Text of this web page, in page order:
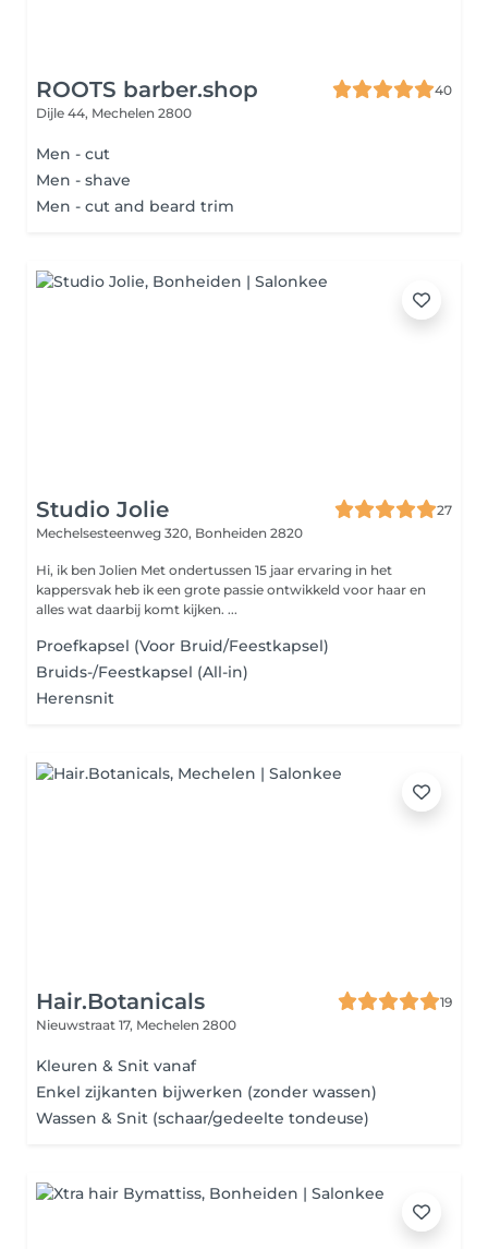
ROOTS barber.shop
40
Dijle 44, Mechelen 2800
Men - cut
Men - shave
Men - cut and beard trim
Studio Jolie
27
Mechelsesteenweg 320, Bonheiden 2820
Hi, ik ben Jolien Met ondertussen 15 jaar ervaring in het
kappersvak heb ik een grote passie ontwikkeld voor haar en
alles wat daarbij komt kijken. ...
Proefkapsel (Voor Bruid/Feestkapsel)
Bruids-/Feestkapsel (All-in)
Herensnit
Hair.Botanicals
19
Nieuwstraat 17, Mechelen 2800
Kleuren & Snit vanaf
Enkel zijkanten bijwerken (zonder wassen)
Wassen & Snit (schaar/gedeelte tondeuse)